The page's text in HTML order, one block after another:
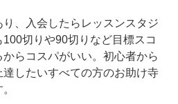
、入会したらレッスンスタジ
切りや90切りなど目標スコ
らコスパがいい。初心者から
達したいすべての方のお助け寺